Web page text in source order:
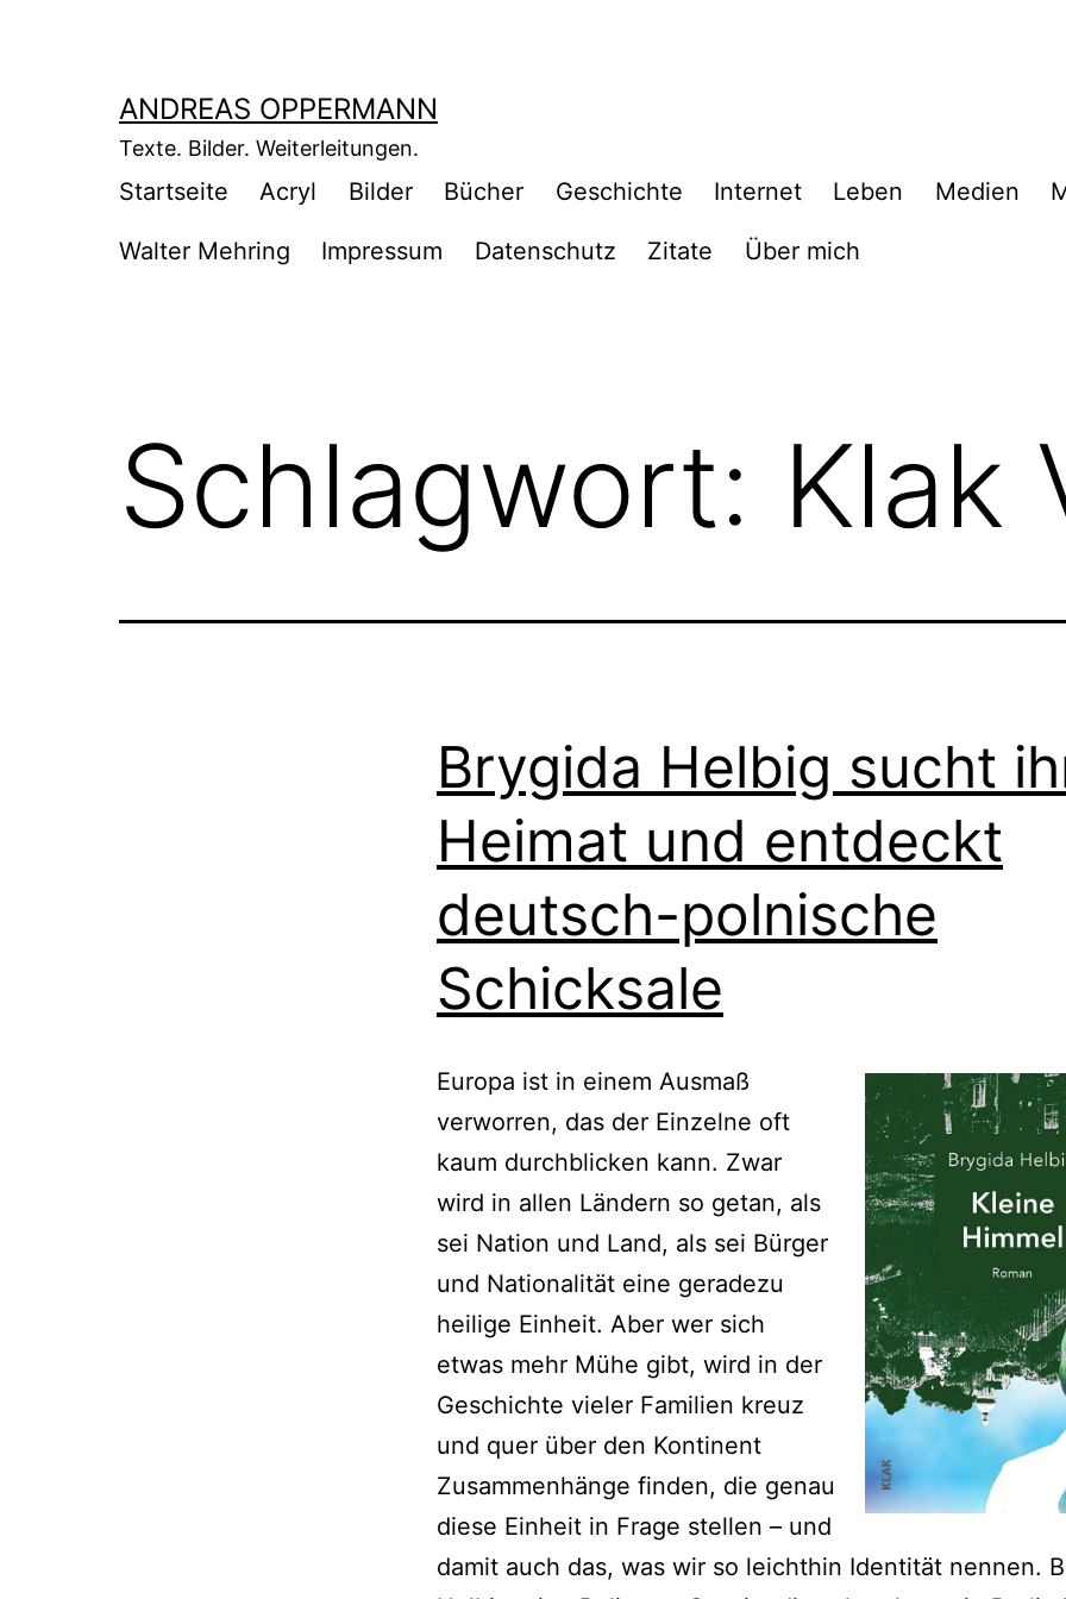
ANDREAS OPPERMANN
Texte. Bilder. Weiterleitungen.
Startseite Acryl Bilder Bücher Geschichte Internet Leben Medien
Walter Mehring Impressum Datenschutz Zitate Über mich
Schlagwort: Klak
Brygida Helbig sucht
Heimat und entdeckt
deutsch-polnische
Schicksale
Europa ist in einem Ausmaß
verworren, das der Einzelne oft
kaum durchblicken kann. Zwar
wird in allen Ländern so getan, als
sei Nation und Land, als sei Bürger
und Nationalität eine geradezu
heilige Einheit. Aber wer sich
etwas mehr Mühe gibt, wird in der
Geschichte vieler Familien kreuz
und quer über den Kontinent
Zusammenhänge finden, die genau
diese Einheit in Frage stellen – und
damit auch das, was wir so leichthin Identität nennen.